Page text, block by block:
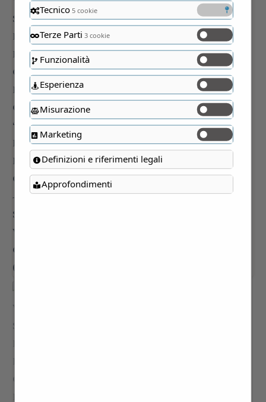
Tecnico5 cookie
Terze Parti 3 cookie
Funzionalità
Esperienza
Misurazione
Marketing
Definizioni e riferimenti legali
Approfondimenti